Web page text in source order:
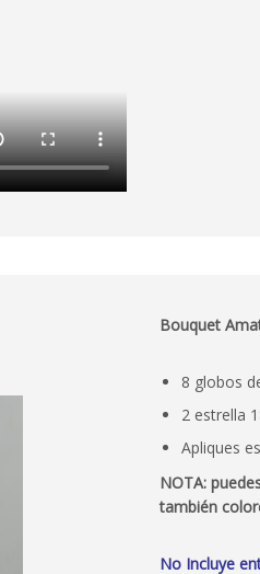
Bouquet
8 globos
2 estrella
Apliques
NOTA:
también
No Incluye